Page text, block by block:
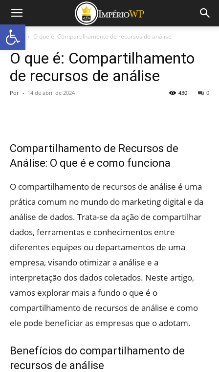
Início O que é: Compartilhamento de recursos de análise
O que é: Compartilhamento
de recursos de análise
Por - 14 de abril de 2024 0
430
Compartilhamento de Recursos de
Análise: O que é e como funciona
O compartilhamento de recursos de análise é uma
prática comum no mundo do marketing digital e da
análise de dados. Trata-se da ação de compartilhar
dados, ferramentas e conhecimentos entre
diferentes equipes ou departamentos de uma
empresa, visando otimizar a análise e a
interpretação dos dados coletados. Neste artigo,
vamos explorar mais a fundo o que é o
compartilhamento de recursos de análise e como
ele pode beneficiar as empresas que o adotam.
Benefícios do compartilhamento de
recursos de análise
Abrir a barra de ferramentas